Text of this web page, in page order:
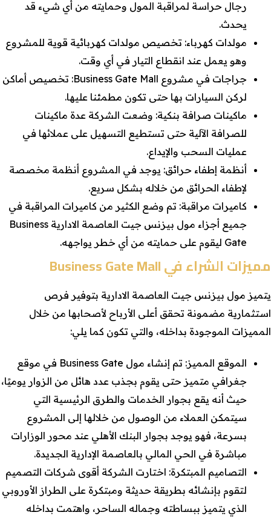
رجال حراسة لمراقبة المول وحمايته من أي شيء قد
يحدث.
مولدات كهرباء: تخصيص مولدات كهربائية قوية للمشروع
وهو يعمل عند انقطاع التيار في أي وقت.
جراجات في مشروع Business Gate Mall: تخصيص أماكن
لركن السيارات بها حتى تكون مطمئنا عليها.
ماكينات صرافة بنكية: وضعت الشركة عدة ماكينات
للصرافة الآلية حتى تستطيع التسهيل على عملائها في
عمليات السحب والإيداع.
أنظمة إطفاء حرائق: يوجد في المشروع أنظمة مخصصة
لإطفاء الحرائق من خلاله بشكل سريع.
كاميرات مراقبة: تم وضع الكثير من كاميرات المراقبة في
جميع أجزاء مول بيزنس جيت العاصمة الادارية Business
Gate ليقوم على حمايته من أي خطر يواجهه.
مميزات الشراء في Business Gate Mall
يتميز مول بيزنس جيت العاصمة الادارية بتوفير فرص
استثمارية مضمونة تحقق أعلى الأرباح لأصحابها من خلال
المميزات الموجودة بداخله، والتي تكون كما يلي:
الموقع المميز: تم إنشاء مول Business Gate في موقع
جغرافي متميز حتى يقوم بجذب عدد هائل من الزوار يوميًا،
حيث أنه يقع بجوار الخدمات والطرق الرئيسية التي
سيتمكن العملاء من الوصول من خلالها إلى المشروع
بسرعة، فهو يوجد بجوار البنك الأهلي عند محور الوزارات
مباشرة في الحي المالي بالعاصمة الإدارية الجديدة.
التصاميم المبتكرة: اختارت الشركة أقوى شركات التصميم
لتقوم بإنشائه بطريقة حديثة ومبتكرة على الطراز الأوروبي
الذي يتميز ببساطته وجماله الساحر، واهتمت بداخله